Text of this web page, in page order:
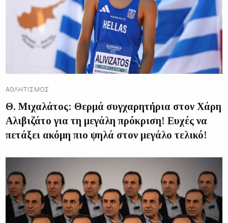
ΑΘΛΗΤΙΣΜΌΣ
Θ. Μιχαλάτος: Θερμά συγχαρητήρια στον Χάρη
Αλιβιζάτο για τη μεγάλη πρόκριση! Ευχές να
πετάξει ακόμη πιο ψηλά στον μεγάλο τελικό!